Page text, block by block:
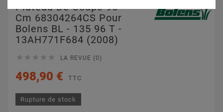
Plateau De Coupe 96
Cm 68304264CS Pour
Bolens BL - 135 96 T -
13AH771F684 (2008)
     LA REVUE (0)
498,90 € TTC
Rupture de stock